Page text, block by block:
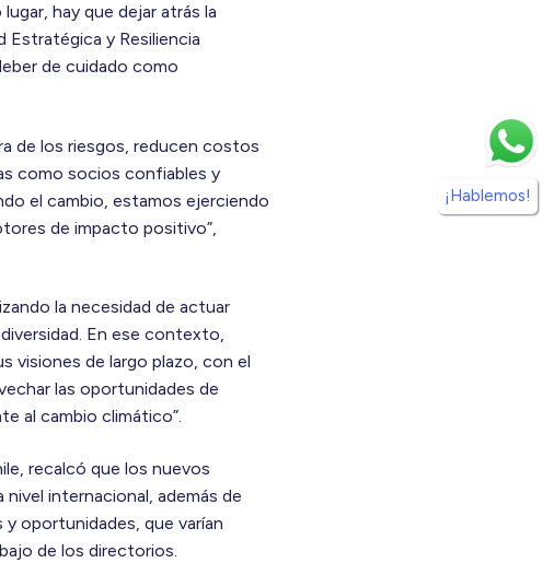
hay que dejar atrás la
Estratégica y Resiliencia
de cuidado como
de los riesgos, reducen costos
como socios confiables y
el cambio, estamos ejerciendo
de impacto positivo”,
la necesidad de actuar
En ese contexto,
visiones de largo plazo, con el
las oportunidades de
al cambio climático”.
recalcó que los nuevos
internacional, además de
oportunidades, que varían
de los directorios.
¡Hablemos!